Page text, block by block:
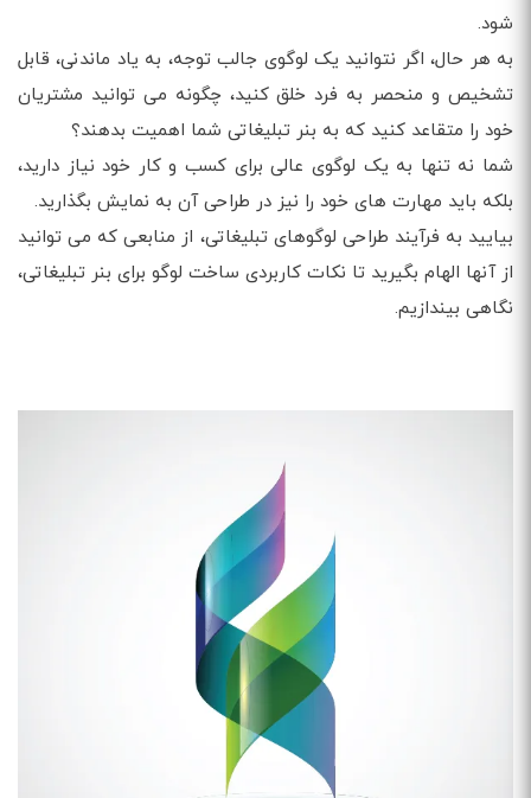
شود.
به هر حال، اگر نتوانید یک لوگوی جالب توجه، به یاد ماندنی، قابل
تشخیص و منحصر به فرد خلق کنید، چگونه می توانید مشتریان
خود را متقاعد کنید که به بنر تبلیغاتی شما اهمیت بدهند؟
شما نه تنها به یک لوگوی عالی برای کسب و کار خود نیاز دارید،
بلکه باید مهارت های خود را نیز در طراحی آن به نمایش بگذارید.
بیایید به فرآیند طراحی لوگوهای تبلیغاتی، از منابعی که می توانید
از آنها الهام بگیرید تا نکات کاربردی ساخت لوگو برای بنر تبلیغاتی،
نگاهی بیندازیم.